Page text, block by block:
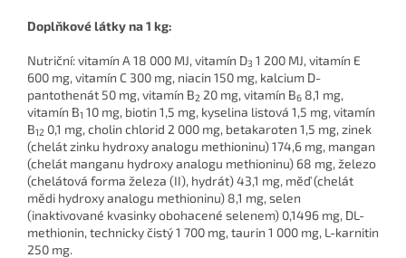
Doplňkové látky na 1 kg:
Nutriční: vitamín A 18 000 MJ, vitamín D3 1 200 MJ, vitamín E
600 mg, vitamín C 300 mg, niacin 150 mg, kalcium D-
pantothenát 50 mg, vitamín B2 20 mg, vitamín B6 8,1 mg,
vitamín B1 10 mg, biotin 1,5 mg, kyselina listová 1,5 mg, vitamín
B12 0,1 mg, cholin chlorid 2 000 mg, betakaroten 1,5 mg, zinek
(chelát zinku hydroxy analogu methioninu) 174,6 mg, mangan
(chelát manganu hydroxy analogu methioninu) 68 mg, železo
(chelátová forma železa (II), hydrát) 43,1 mg, měď (chelát
mědi hydroxy analogu methioninu) 8,1 mg, selen
(inaktivované kvasinky obohacené selenem) 0,1496 mg, DL-
methionin, technicky čistý 1 700 mg, taurin 1 000 mg, L-karnitin
250 mg.